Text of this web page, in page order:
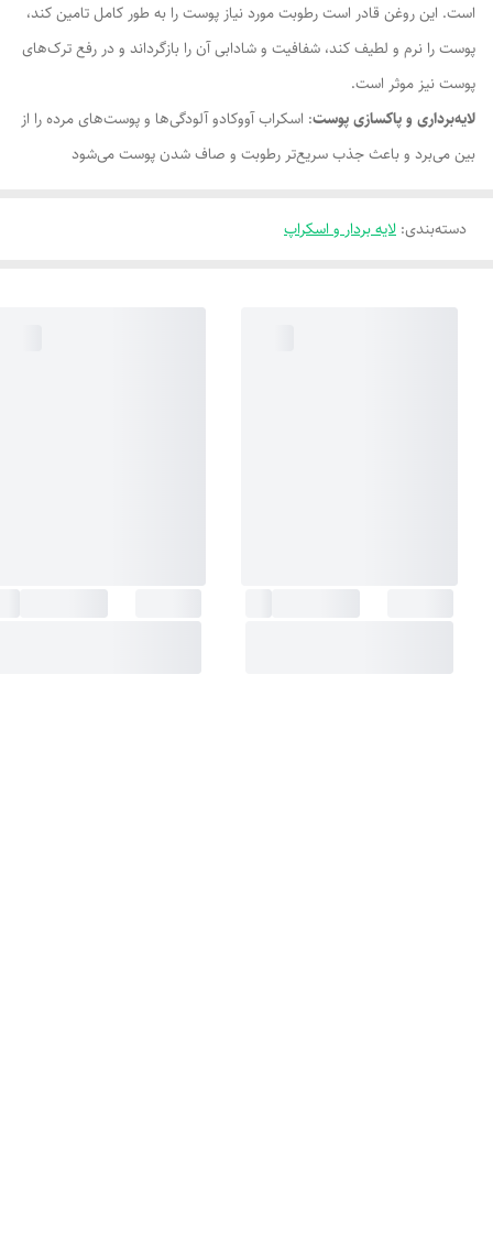
است. این روغن قادر است رطوبت مورد نیاز پوست را به طور کامل تامین کند،
پوست را نرم و لطیف کند، شفافیت و شادابی آن را بازگرداند و در رفع ترک‌های
پوست نیز موثر است.
لایه‌برداری و پاکسازی پوست: اسکراب آووکادو آلودگی‌ها و پوست‌های مرده را از
بین می‌برد و باعث جذب سریع‌تر رطوبت و صاف شدن پوست می‌شود
دسته‌بندی: لایه بردار و اسکراپ